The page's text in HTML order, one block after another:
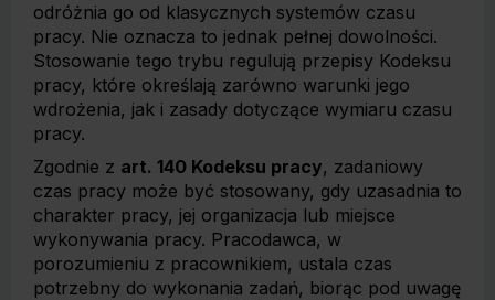
odróżnia go od klasycznych systemów czasu
pracy. Nie oznacza to jednak pełnej dowolności.
Stosowanie tego trybu regulują przepisy Kodeksu
pracy, które określają zarówno warunki jego
wdrożenia, jak i zasady dotyczące wymiaru czasu
pracy.
Zgodnie z art. 140 Kodeksu pracy, zadaniowy
czas pracy może być stosowany, gdy uzasadnia to
charakter pracy, jej organizacja lub miejsce
wykonywania pracy. Pracodawca, w
porozumieniu z pracownikiem, ustala czas
potrzebny do wykonania zadań, biorąc pod uwagę